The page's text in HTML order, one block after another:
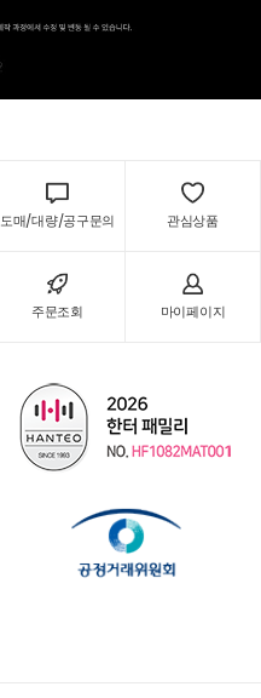
도매/대량/공구문의 관심상품
주문조회 마이페이지